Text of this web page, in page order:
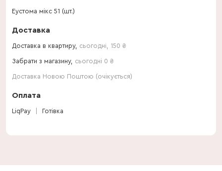
Еустома мікс 51 (шт.)
Доставка
Доставка в квартиру, сьогодні 150 ₴
Забрати з магазину, сьогодні 0 ₴
Доставка Новою Поштою (очікується)
Оплата
LiqPay Готівка